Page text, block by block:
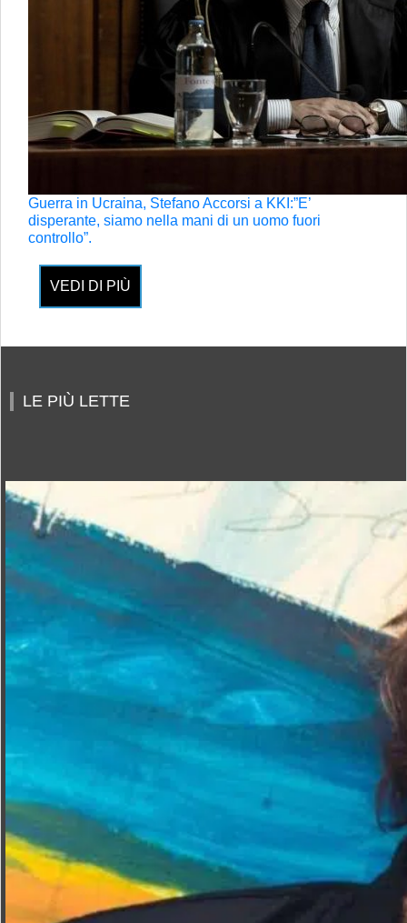
Guerra in Ucraina, Stefano Accorsi a KKI:”E’
disperante, siamo nella mani di un uomo fuori
controllo”.
VEDI DI PIÙ
LE PIÙ LETTE